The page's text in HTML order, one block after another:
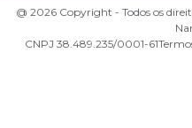
@ 2026 Copyright - Todos os
CNPJ 38.489.235/0001-61